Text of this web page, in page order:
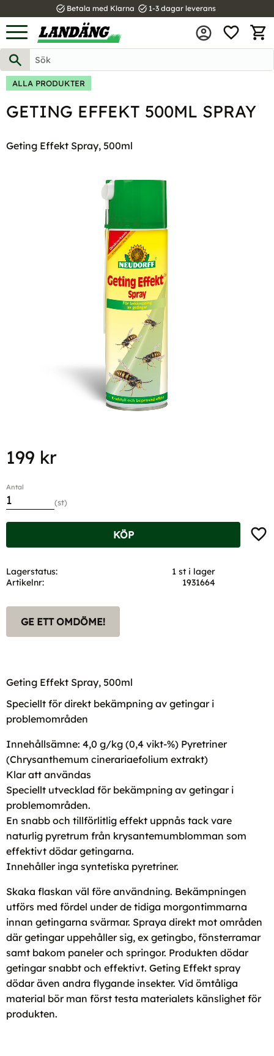
Meny
task_alt Betala med Klarna task_alt 1-3 dagar leverans
ALLA PRODUKTER
GETING EFFEKT 500ML SPRAY
Geting Effekt Spray, 500ml
199 kr
Antal
st
KÖP
Lagerstatus
1 st i lager
Artikelnr
1931664
GE ETT OMDÖME!
Geting Effekt Spray, 500ml
Speciellt för direkt bekämpning av getingar i
problemområden
Innehållsämne: 4,0 g/kg (0,4 vikt-%) Pyretriner
(Chrysanthemum cinerariaefolium extrakt)
Klar att användas
Speciellt utvecklad för bekämpning av getingar i
problemområden.
En snabb och tillförlitlig effekt uppnås tack vare
naturlig pyretrum från krysantemumblomman som
effektivt dödar getingarna.
Innehåller inga syntetiska pyretriner.
Skaka flaskan väl före användning. Bekämpningen
utförs med fördel under de tidiga morgontimmarna
innan getingarna svärmar. Spraya direkt mot områden
där getingar uppehåller sig, ex getingbo, fönsterramar
samt bakom paneler och springor. Produkten dödar
getingar snabbt och effektivt. Geting Effekt spray
dödar även andra flygande insekter. Vid ömtåliga
material bör man först testa materialets känslighet för
produkten.